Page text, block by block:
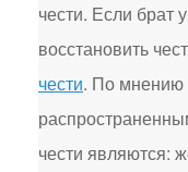
чести. Если брат
восстановить
чести. По мнению
чести являются: